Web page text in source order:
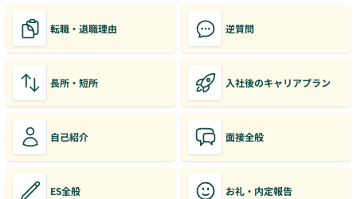
転職・退職理由 逆質問
長所・短所 入社後のキャリアプラン
自己紹介 面接全般
ES全般 お礼・内定報告